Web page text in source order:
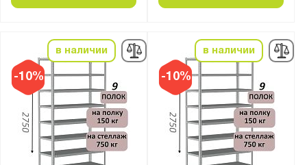
-10%
в наличии
-10%
в наличии